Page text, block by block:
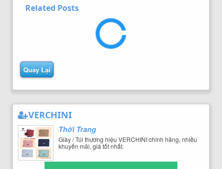
Related Posts
Quay Lại
VERCHINI
Thời Trang
Giày / Túi thương hiệu VERCHINI chính hãng, nhiều
khuyến mãi, giá tốt nhất.